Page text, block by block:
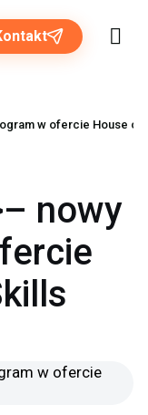
w ofercie House of
nowy